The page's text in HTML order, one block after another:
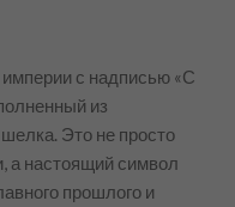
с надписью «С
из
Это не просто
а настоящий символ
прошлого и